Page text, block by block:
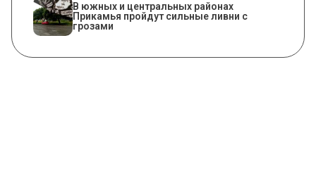
В южных и центральных районах
Прикамья пройдут сильные ливни с
грозами